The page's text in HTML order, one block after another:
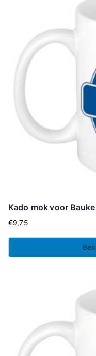
Kado mok voor Bauke
€9,75